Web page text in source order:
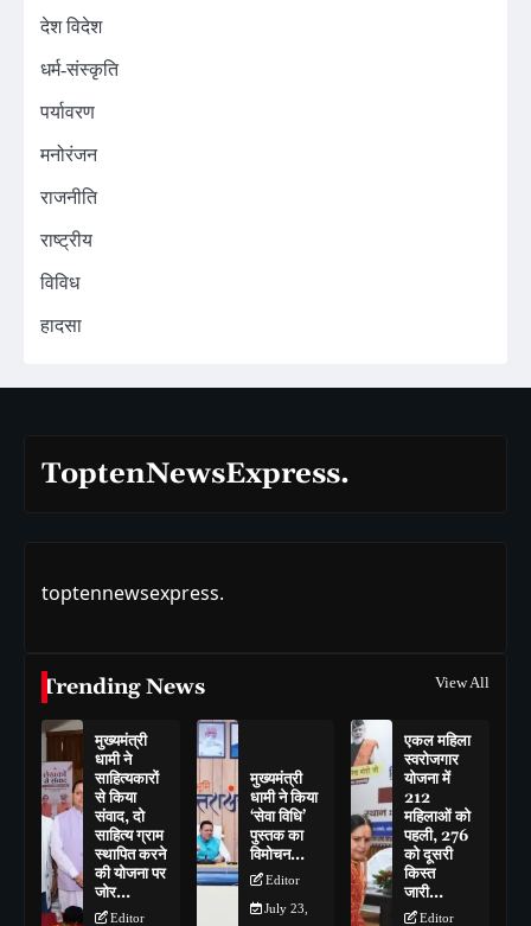
देश विदेश
धर्म-संस्कृति
पर्यावरण
मनोरंजन
राजनीति
राष्ट्रीय
विविध
हादसा
ToptenNewsExpress.
toptennewsexpress.
Trending News View All
मुख्यमंत्री
धामी ने
साहित्यकारों
से किया
संवाद, दो
साहित्य ग्राम
स्थापित करने
की योजना पर
जोर…
Editor
मुख्यमंत्री
धामी ने किया
‘सेवा विधि’
पुस्तक का
विमोचन…
Editor
July 23,
एकल महिला
स्वरोजगार
योजना में
212
महिलाओं को
पहली, 276
को दूसरी
किस्त
जारी…
Editor